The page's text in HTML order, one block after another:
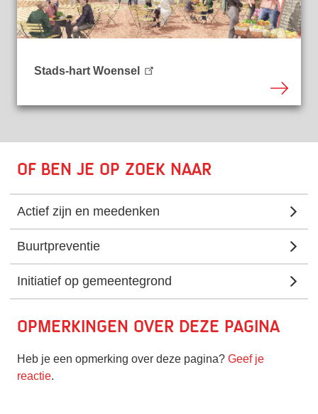
Stads-hart Woensel
Of ben je op zoek naar
Actief zijn en meedenken
Buurtpreventie
Initiatief op gemeentegrond
Opmerkingen over deze pagina
Heb je een opmerking over deze pagina? Geef je
reactie.